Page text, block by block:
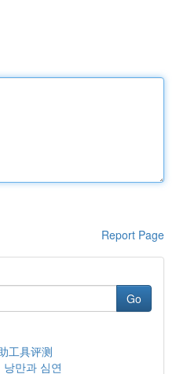
Report Page
Go
工具评测
만과 심연